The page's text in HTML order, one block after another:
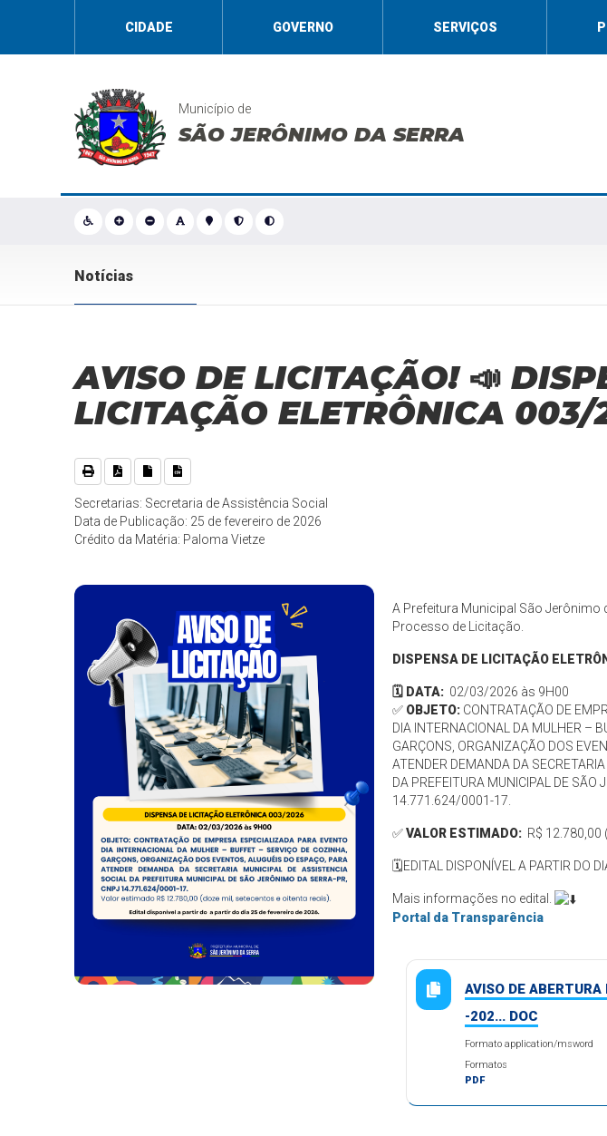
CIDADE GOVERNO SERVIÇOS
Município de
SÃO JERÔNIMO DA SERRA
Notícias
AVISO DE LICITAÇÃO! 📣
LICITAÇÃO ELETRÔNICA 003/
Secretarias: Secretaria de Assistência Social
Data de Publicação: 25 de fevereiro de 2026
Crédito da Matéria: Paloma Vietze
A Prefeitura Municipal São Jerônimo
Processo de Licitação.
DISPENSA DE LICITAÇÃO
🗓️ DATA: 02/03/2026 às 9H00
✅ OBJETO: CONTRATAÇÃO DE
DIA INTERNACIONAL DA MULHER –
GARÇONS, ORGANIZAÇÃO DOS
ATENDER DEMANDA DA
DA PREFEITURA MUNICIPAL DE SÃO
14.771.624/0001-17.
✅VALOR ESTIMADO: R$ 12.780,00
🗓️EDITAL DISPONÍVEL A PARTIR DO
Mais informações no edital.
Portal da Transparência
AVISO DE
-202... DOC
Formato application/msword
Formatos
PDF